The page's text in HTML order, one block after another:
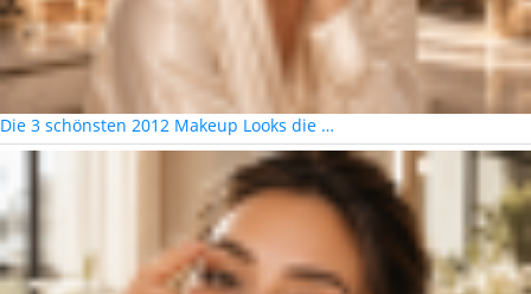
Die 3 schönsten 2012 Makeup Looks die …